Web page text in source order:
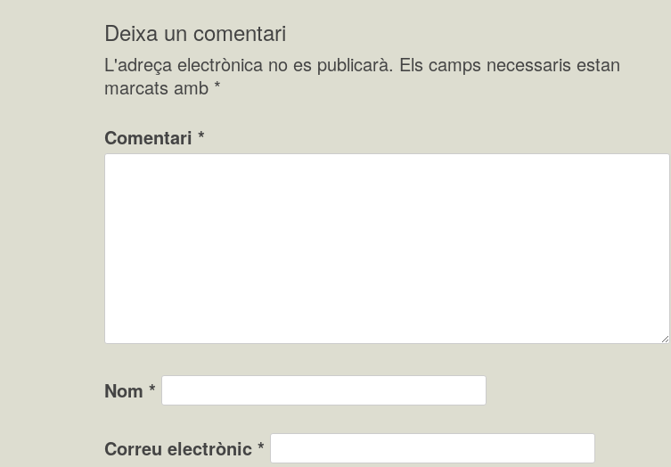
Deixa un comentari
L'adreça electrònica no es publicarà. Els camps necessaris estan
marcats amb *
Comentari *
Nom *
Correu electrònic *